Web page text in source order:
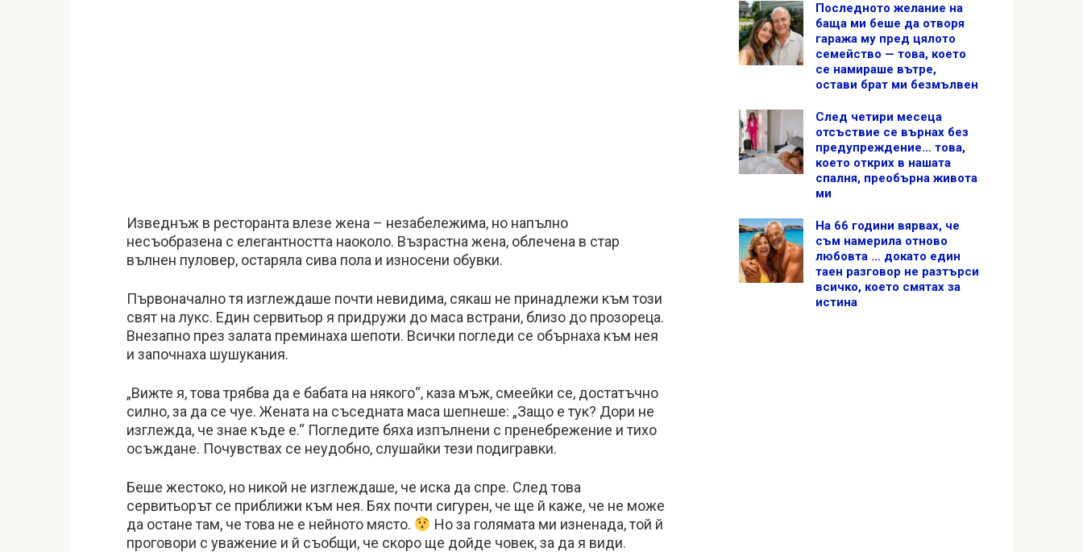
Изведнъж в ресторанта влезе жена – незабележима, но напълно
несъобразена с елегантността наоколо. Възрастна жена, облечена в стар
вълнен пуловер, остаряла сива пола и износени обувки.
Първоначално тя изглеждаше почти невидима, сякаш не принадлежи към този
свят на лукс. Един сервитьор я придружи до маса встрани, близо до прозореца.
Внезапно през залата преминаха шепоти. Всички погледи се обърнаха към нея
и започнаха шушукания.
„Вижте я, това трябва да е бабата на някого“, каза мъж, смеейки се, достатъчно
силно, за да се чуе. Жената на съседната маса шепнеше: „Защо е тук? Дори не
изглежда, че знае къде е.“ Погледите бяха изпълнени с пренебрежение и тихо
осъждане. Почувствах се неудобно, слушайки тези подигравки.
Беше жестоко, но никой не изглеждаше, че иска да спре. След това
сервитьорът се приближи към нея. Бях почти сигурен, че ще й каже, че не може
да остане там, че това не е нейното място.
Но за голямата ми изненада, той й
проговори с уважение и й съобщи, че скоро ще дойде човек, за да я види.
Последното желание на
баща ми беше да отворя
гаража му пред цялото
семейство — това, което
се намираше вътре,
остави брат ми безмълвен
След четири месеца
отсъствие се върнах без
предупреждение… това,
което открих в нашата
спалня, преобърна живота
ми
На 66 години вярвах, че
съм намерила отново
любовта … докато един
таен разговор не разтърси
всичко, което смятах за
истина